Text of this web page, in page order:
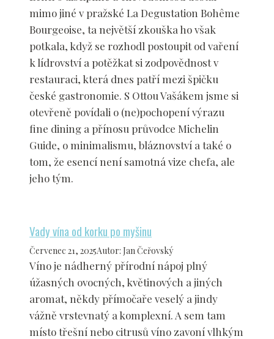
mimo jiné v pražské La Degustation Bohême
Bourgeoise, ta největší zkouška ho však
potkala, když se rozhodl postoupit od vaření
k lídrovství a potěžkat si zodpovědnost v
restauraci, která dnes patří mezi špičku
české gastronomie. S Ottou Vašákem jsme si
otevřeně povídali o (ne)pochopení výrazu
fine dining a přínosu průvodce Michelin
Guide, o minimalismu, bláznovství a také o
tom, že esencí není samotná vize chefa, ale
jeho tým.
Vady vína od korku po myšinu
Červenec 21, 2025Autor: Jan Čeřovský
Víno je nádherný přírodní nápoj plný
úžasných ovocných, květinových a jiných
aromat, někdy přímočaře veselý a jindy
vážně vrstevnatý a komplexní. A sem tam
místo třešní nebo citrusů víno zavoní vlhkým